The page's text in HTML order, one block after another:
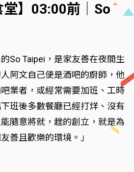
堂】03:00前｜So
So Taipei，是家友善在夜間生
阿文自己便是酒吧的廚師，他
業者，或經常需要加班、工時
班後多數餐廳已經打烊、沒有
隨意將就，趖的創立，就是為
善且歡樂的環境。」